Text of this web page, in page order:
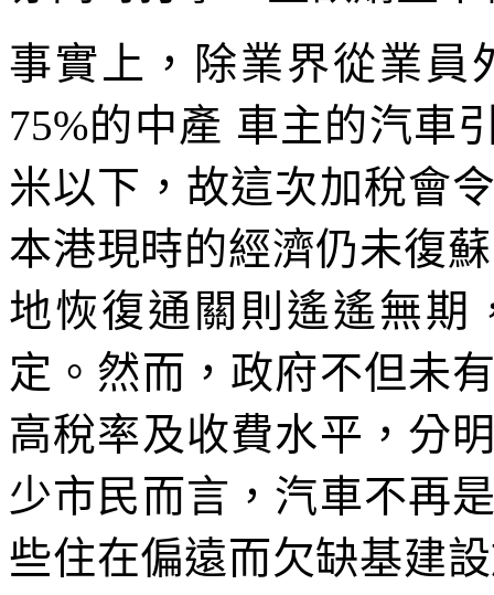
事實上，除業界從業員
75%的中產 車主的汽車
米以下，故這次加稅會
本港現時的經濟仍未復
地恢復通關則遙遙無期
定。然而，政府不但未
高稅率及收費水平，分
少市民而言，汽車不再
些住在偏遠而欠缺基建